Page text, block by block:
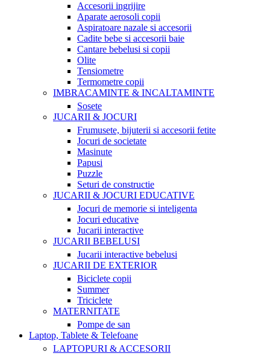
Accesorii ingrijire
Aparate aerosoli copii
Aspiratoare nazale si accesorii
Cadite bebe si accesorii baie
Cantare bebelusi si copii
Olite
Tensiometre
Termometre copii
IMBRACAMINTE & INCALTAMINTE
Sosete
JUCARII & JOCURI
Frumusete, bijuterii si accesorii fetite
Jocuri de societate
Masinute
Papusi
Puzzle
Seturi de constructie
JUCARII & JOCURI EDUCATIVE
Jocuri de memorie si inteligenta
Jocuri educative
Jucarii interactive
JUCARII BEBELUSI
Jucarii interactive bebelusi
JUCARII DE EXTERIOR
Biciclete copii
Summer
Triciclete
MATERNITATE
Pompe de san
Laptop, Tablete & Telefoane
LAPTOPURI & ACCESORII